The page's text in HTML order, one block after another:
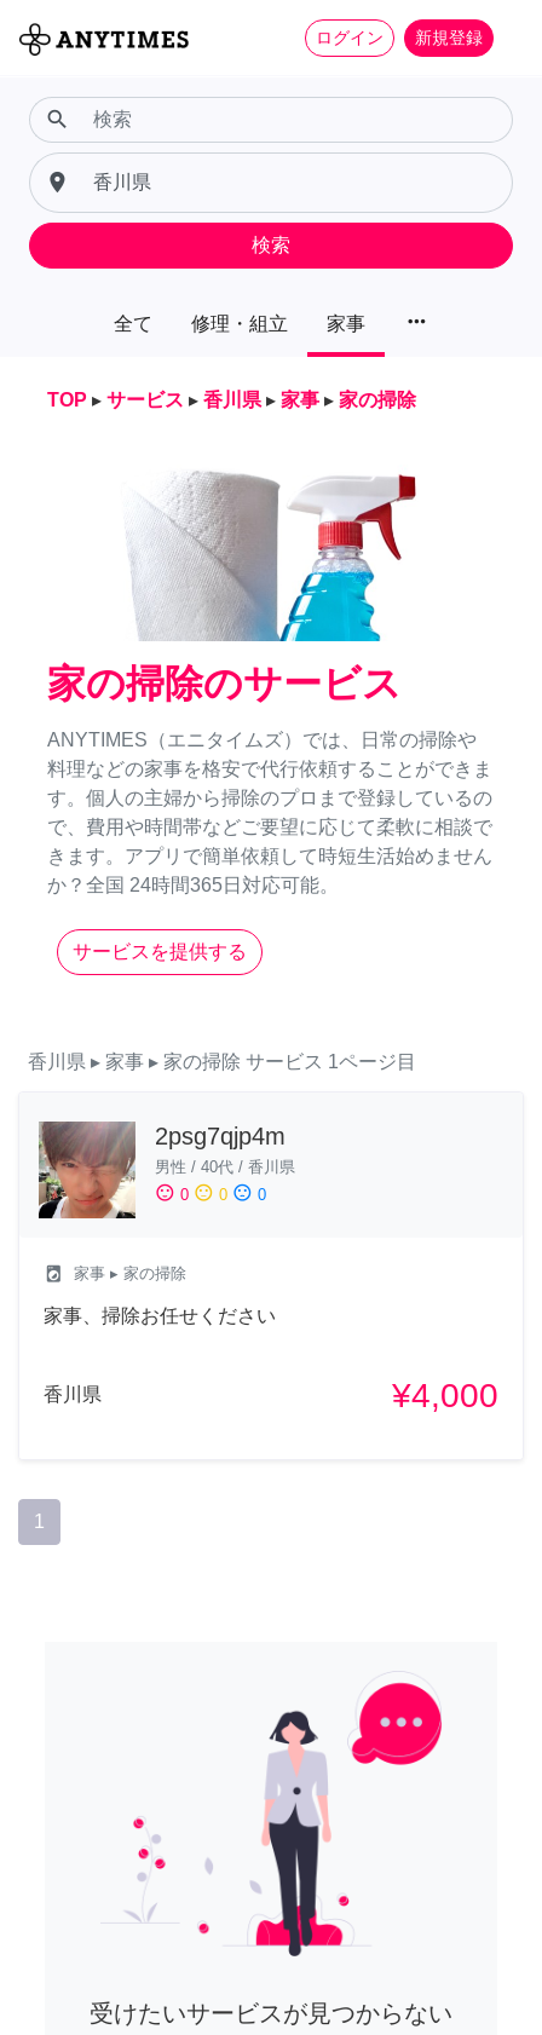
ログイン 新規登録
全て 修理・組立 家事 more_horiz
search
place
検索
TOP ▸ サービス ▸ 香川県 ▸ 家事 ▸ 家の掃除
家の掃除のサービス
ANYTIMES（エニタイムズ）では、日常の掃除や
料理などの家事を格安で代行依頼することができま
す。個人の主婦から掃除のプロまで登録しているの
で、費用や時間帯などご要望に応じて柔軟に相談で
きます。アプリで簡単依頼して時短生活始めません
か？全国 24時間365日対応可能。
サービスを提供する
香川県 ▸ 家事 ▸ 家の掃除 サービス 1ページ目
2psg7qjp4m
男性 / 40代 / 香川県
sentiment_satisfied 0 sentiment_neutral 0 sentiment_dissatisfied 0
local_laundry_service 家事 ▸ 家の掃除
家事、掃除お任せください
香川県 ¥4,000
1
受けたいサービスが見つからない